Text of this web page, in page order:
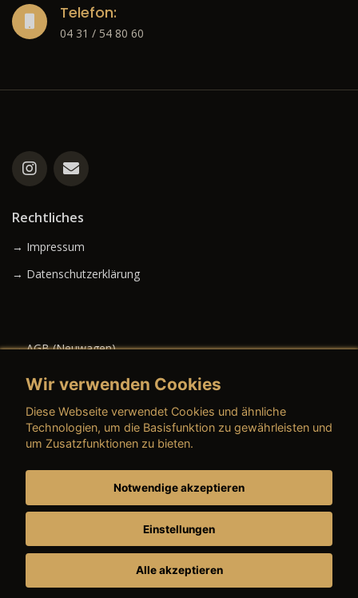
Telefon:
04 31 / 54 80 60
Rechtliches
→ Impressum
→ Datenschutzerklärung
→ AGB (Neuwagen)
→ AGB (Gebrauchtwagen)
→ AGB (Teile & Zubehör)
→ AGB (Dienstleistungen)
→ Preisschild
Wir verwenden Cookies
Diese Webseite verwendet Cookies und ähnliche
Technologien, um die Basisfunktion zu gewährleisten und
um Zusatzfunktionen zu bieten.
Notwendige akzeptieren
Einstellungen
Alle akzeptieren